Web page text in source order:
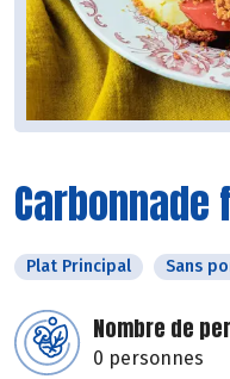
Carbonnade
Plat Principal Sans
Nombre de
0 personnes